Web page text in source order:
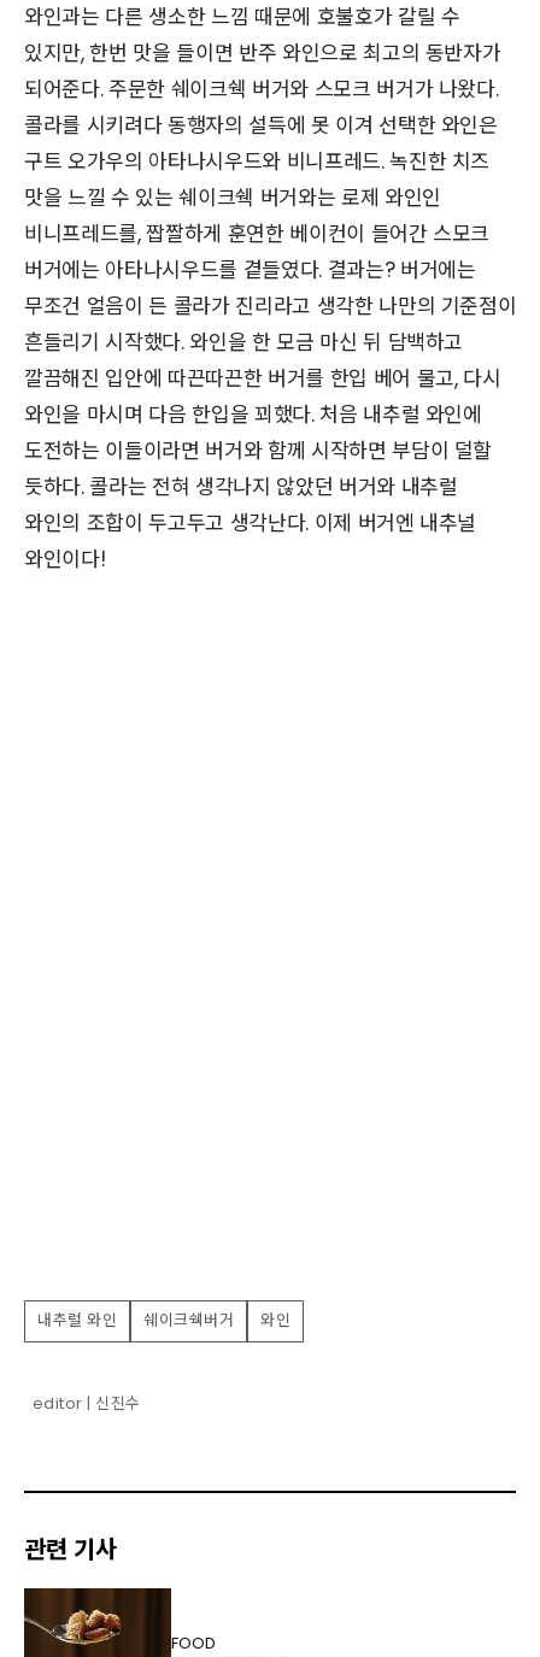
와인과는 다른 생소한 느낌 때문에 호불호가 갈릴 수
있지만, 한번 맛을 들이면 반주 와인으로 최고의 동반자가
되어준다. 주문한 쉐이크쉑 버거와 스모크 버거가 나왔다.
콜라를 시키려다 동행자의 설득에 못 이겨 선택한 와인은
구트 오가우의 아타나시우드와 비니프레드. 녹진한 치즈
맛을 느낄 수 있는 쉐이크쉑 버거와는 로제 와인인
비니프레드를, 짭짤하게 훈연한 베이컨이 들어간 스모크
버거에는 아타나시우드를 곁들였다. 결과는? 버거에는
무조건 얼음이 든 콜라가 진리라고 생각한 나만의 기준점이
흔들리기 시작했다. 와인을 한 모금 마신 뒤 담백하고
깔끔해진 입안에 따끈따끈한 버거를 한입 베어 물고, 다시
와인을 마시며 다음 한입을 꾀했다. 처음 내추럴 와인에
도전하는 이들이라면 버거와 함께 시작하면 부담이 덜할
듯하다. 콜라는 전혀 생각나지 않았던 버거와 내추럴
와인의 조합이 두고두고 생각난다. 이제 버거엔 내추널
와인이다!
내추럴 와인 쉐이크쉑버거 와인
editor | 신진수
관련 기사
FOOD